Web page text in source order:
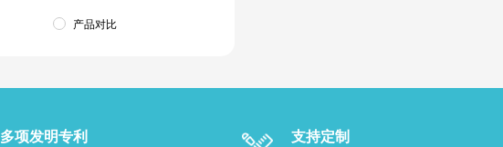
产品对比
多项发明专利 支持定制